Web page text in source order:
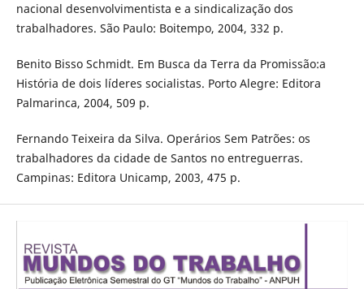
nacional desenvolvimentista e a sindicalização dos
trabalhadores. São Paulo: Boitempo, 2004, 332 p.
Benito Bisso Schmidt. Em Busca da Terra da Promissão:a
História de dois líderes socialistas. Porto Alegre: Editora
Palmarinca, 2004, 509 p.
Fernando Teixeira da Silva. Operários Sem Patrões: os
trabalhadores da cidade de Santos no entreguerras.
Campinas: Editora Unicamp, 2003, 475 p.